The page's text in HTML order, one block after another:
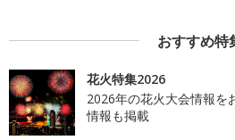
おすすめ特
花火特集2026
2026年の花火大会情報を
情報も掲載